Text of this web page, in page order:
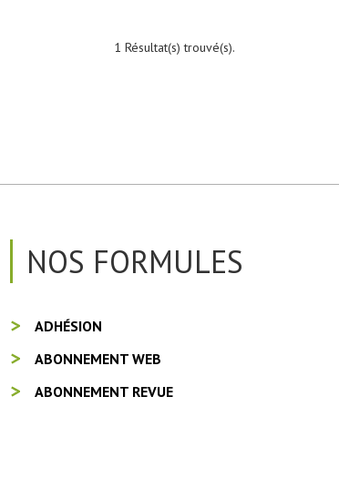
1 Résultat(s) trouvé(s).
NOS FORMULES
ADHÉSION
ABONNEMENT WEB
ABONNEMENT REVUE